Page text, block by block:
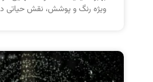
ویژه رنگ و پوشش، نقش حیاتی